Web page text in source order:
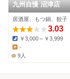
九州自慢 沼津店
居酒屋、もつ鍋、餃子
3.03
Dinner:
￥3,000～￥3,999
Lunch:
-
9人